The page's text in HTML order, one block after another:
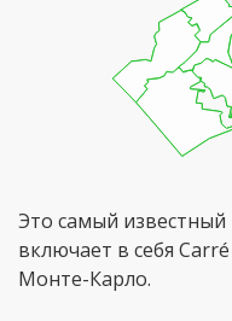
Это самый
включает в себя
Монте-Карло.